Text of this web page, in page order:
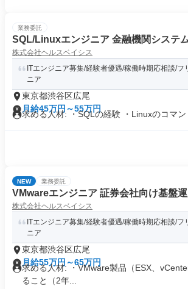
業務委託
SQL/Linuxエンジニア 金融機関システ
株式会社ヘルスベイシス
ITエンジニア募集/経験者優遇/稼働時期応相談/フ
ニア
東京都渋谷区広尾
月給45万円～55万円
求める人材: ・SQLの経験 ・Linuxのコマ
NEW 業務委託
VMwareエンジニア 証券会社向け基盤
株式会社ヘルスベイシス
ITエンジニア募集/経験者優遇/稼働時期応相談/フ
ニア
東京都渋谷区広尾
月給55万円～65万円
求める人材: ・VMware製品（ESX、
ること（2年...